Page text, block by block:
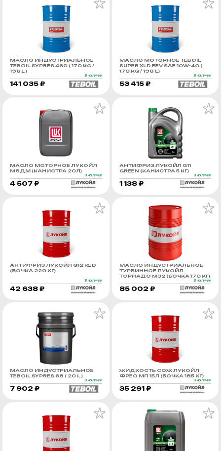
МАСЛО ИНДУСТРИАЛЬНОЕ
TEBOIL SYPRES 460 ( 170 KG /
196 L )
В наличии
141 035 ₽
МАСЛО МОТОРНОЕ TEBOIL
SUPER XLD EEV SAE 10W-40 (
170 KG / 198 L)
В наличии
53 415 ₽
МАСЛО МОТОРНОЕ ЛУКОЙЛ
М8ДМ (КАНИСТРА 20Л)
В наличии
4 507 ₽
АНТИФРИЗ ЛУКОЙЛ G11
GREEN (КАНИСТРА 5 КГ)
В наличии
1 138 ₽
АНТИФРИЗ ЛУКОЙЛ G12 RED
(БОЧКА 220 КГ)
В наличии
42 638 ₽
МАСЛО ИНДУСТРИАЛЬНОЕ
ТУРБИННОЕ ЛУКОЙЛ
ТОРНАДО М32 (БОЧКА 170 КГ)
В наличии
85 002 ₽
МАСЛО ИНДУСТРИАЛЬНОЕ
TEBOIL SYPRES 68 ( 20 L )
В наличии
7 902 ₽
ЖИДКОСТЬ СОЖ ЛУКОЙЛ
ФРЕО МП 15Л (БОЧКА 185 КГ)
В наличии
35 291 ₽